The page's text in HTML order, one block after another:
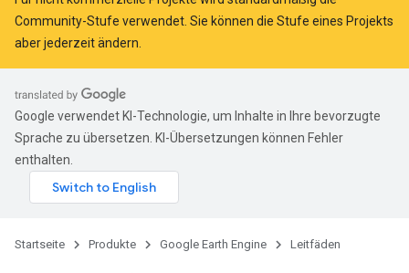
Community-Stufe verwendet. Sie können die Stufe eines Projekts
aber jederzeit ändern.
Google verwendet KI-Technologie, um Inhalte in Ihre bevorzugte
Sprache zu übersetzen. KI-Übersetzungen können Fehler
enthalten.
Startseite Produkte Google Earth Engine Leitfäden